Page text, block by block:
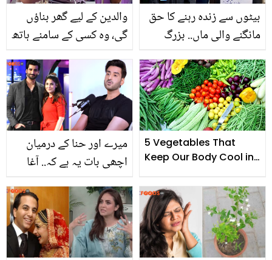
والدین کے لیے گھر بناؤں
گی، وہ کسی کے سامنے ہاتھ
نہیں پھیلائیں گے ۔۔ سڑکوں
پر رہنے والی اسما شیخ کی
دلخراش کہانی جوآپ کو
بھی رلا دے گی
بیٹوں سے زندہ رہنے کا حق
مانگنے والی ماں.. بزرگ
عورت کی فریاد سن کر
پولیس نے کیا کیا؟
میرے اور حنا کے درمیان
اچھی بات یہ ہے کہ.. آغا
علی نے پہلی بار طلاق کی
تصدیق کرتے ہوئے حنا
الطاف کی کیا تعریف کی؟
5 Vegetables That
Keep Our Body Cool in